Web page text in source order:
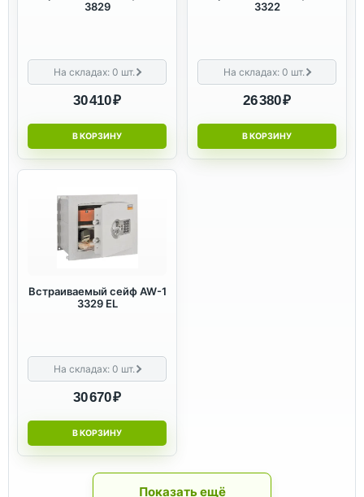
3829
На складах:0 шт.
30 410 ₽
В КОРЗИНУ
3322
На складах:0 шт.
26 380 ₽
В КОРЗИНУ
Встраиваемый сейф AW-1
3329 EL
На складах:0 шт.
30 670 ₽
В КОРЗИНУ
Показать ещё